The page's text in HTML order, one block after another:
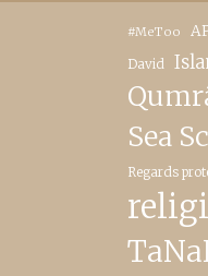
#MeToo
David
Sea
Regards